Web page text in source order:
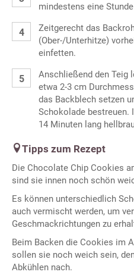
mindestens eine
Zeitgerecht das
(Ober-/Unterhitze)
einfetten.
Anschließend den Teig
etwa 2-3 cm
das Backblech setzen
Schokolade bestreuen.
14 Minuten lang
Tipps zum Rezept
Die Chocolate Chip Cookies
sind sie innen noch schön
Es können unterschiedlich
auch vermischt werden, um
Geschmackrichtungen zu
Beim Backen die Cookies im
sollen sie noch weich sein,
Abkühlen nach.